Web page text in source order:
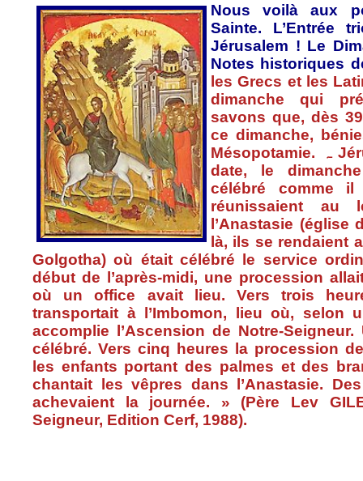
Nous voilà aux
Sainte. L’Entrée
Jérusalem ! Le
Notes historiques
lesGrecs et les
dimanche qui
savons que, dès
ce dimanche,
Mésopotamie. ہ
date, le dimanche
célébré
comme il
réunissaient au
l’Anastasie (église
là, ils se rendaient
Golgotha)où était célébré le service
début de l’après-midi, une procession
où un office avaitlieu.Vers trois
transportait à l’Imbomon, lieuoù, selon
accomplie l’Ascension de Notre-
célébré. Vers cinq heures la procession
les enfants portant des palmes et des
chantait les vêpres dans l’Anastasie.
achevaient la journée. » (Père Lev
Seigneur, Edition Cerf, 1988).